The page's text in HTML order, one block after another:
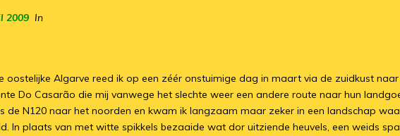
2009 In
oostelijke Algarve reed ik op een zéér onstuimige dag in maart via de zuidkust
Do Casarão die mij vanwege het slechte weer een andere route naar hun
de N120 naar het noorden en kwam ik langzaam maar zeker in een landschap
In plaats van met witte spikkels bezaaide wat dor uitziende heuvels, een weids